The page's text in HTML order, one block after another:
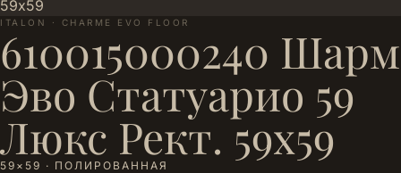
ITALON · CHARME EVO FLOOR
610015000240 Шарм
Эво Статуарио 59
Люкс Рект. 59х59
59×59 · ПОЛИРОВАННАЯ